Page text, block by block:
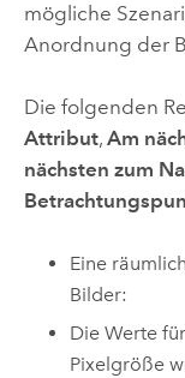
mögliche
Anordnung der
Die folgenden
Attribut, Am
nächsten zum
Eine
Bilder:
Die Werte
Pixelgröße